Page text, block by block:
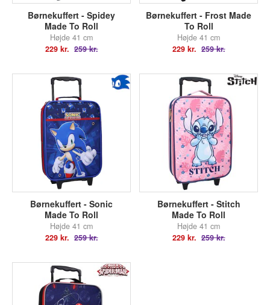
Børnekuffert - Spidey
Made To Roll
Højde 41 cm
229 kr. 259 kr.
Børnekuffert - Frost Made
To Roll
Højde 41 cm
229 kr. 259 kr.
Børnekuffert - Sonic
Made To Roll
Højde 41 cm
229 kr. 259 kr.
Børnekuffert - Stitch
Made To Roll
Højde 41 cm
229 kr. 259 kr.